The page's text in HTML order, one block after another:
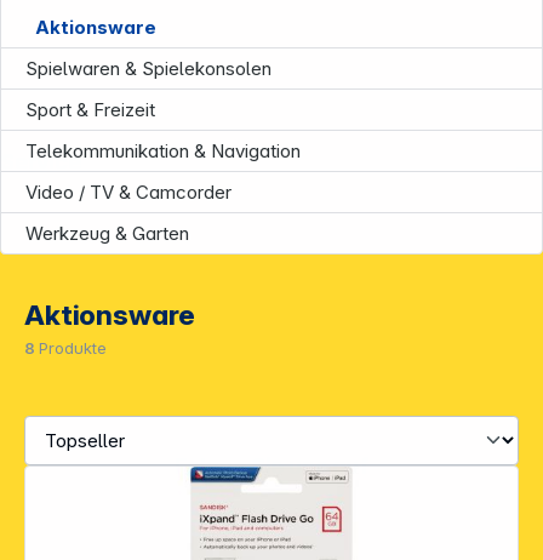
Aktionsware
Spielwaren & Spielekonsolen
Sport & Freizeit
Telekommunikation & Navigation
Video / TV & Camcorder
Werkzeug & Garten
Aktionsware
8 Produkte
Service
Folgen Sie uns auf